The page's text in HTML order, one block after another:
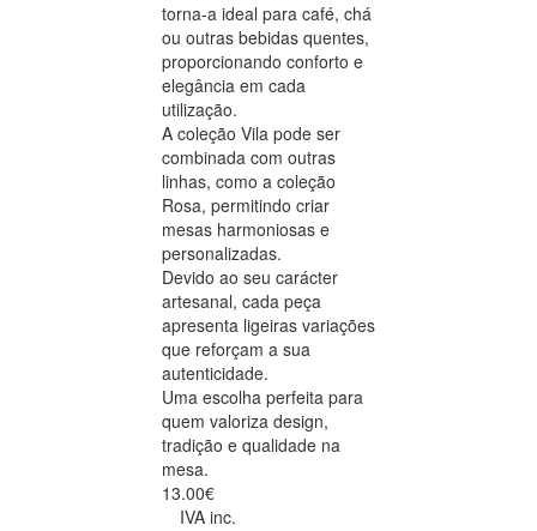
torna-a ideal para café, chá
ou outras bebidas quentes,
proporcionando conforto e
elegância em cada
utilização.
A coleção Vila pode ser
combinada com outras
linhas, como a coleção
Rosa, permitindo criar
mesas harmoniosas e
personalizadas.
Devido ao seu carácter
artesanal, cada peça
apresenta ligeiras variações
que reforçam a sua
autenticidade.
Uma escolha perfeita para
quem valoriza design,
tradição e qualidade na
mesa.
13.00€
IVA inc.